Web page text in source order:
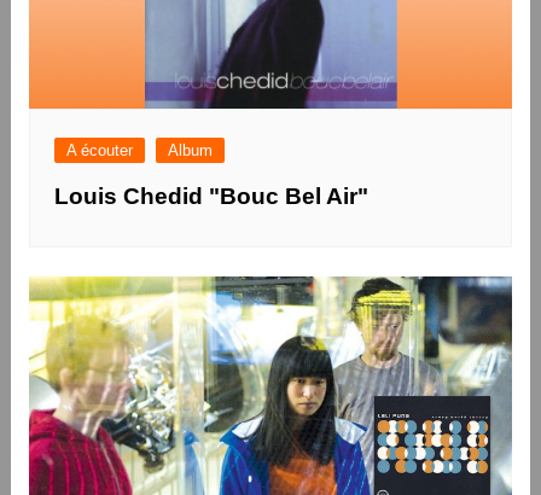
A écouter Album
Louis Chedid "Bouc Bel Air"